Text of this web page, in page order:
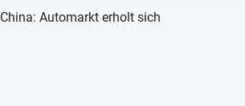
China: Automarkt erholt sich